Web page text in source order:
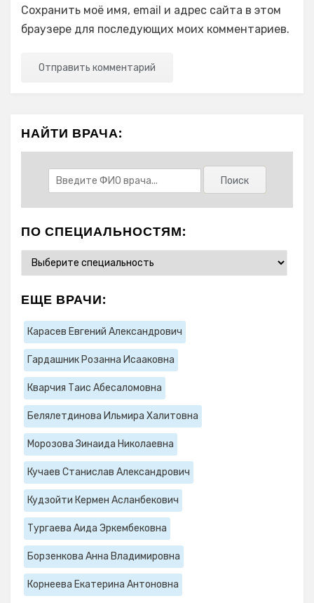
Сохранить моё имя, email и адрес сайта в этом
браузере для последующих моих комментариев.
НАЙТИ ВРАЧА:
ПО СПЕЦИАЛЬНОСТЯМ:
ЕЩЕ ВРАЧИ:
Карасев Евгений Александрович
Гардашник Розанна Исааковна
Кварчия Таис Абесаломовна
Белялетдинова Ильмира Халитовна
Морозова Зинаида Николаевна
Кучаев Станислав Александрович
Кудзойти Кермен Асланбекович
Тургаева Аида Эркембековна
Борзенкова Анна Владимировна
Корнеева Екатерина Антоновна